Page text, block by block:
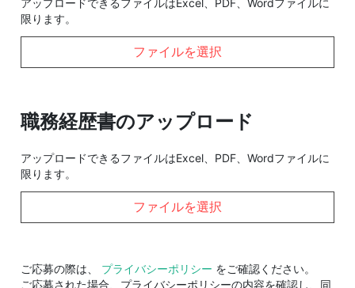
限ります。
ファイルを選択
職務経歴書のアップロード
アップロードできるファイルはExcel、PDF、Wordファイルに
限ります。
ファイルを選択
ご応募の際は、 プライバシーポリシー をご確認ください。
ご応募された場合、プライバシーポリシーの内容を確認し、同